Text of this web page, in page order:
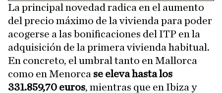
La principal novedad radica en el aumento
del precio máximo de la vivienda para poder
acogerse a las bonificaciones del ITP en la
adquisición de la primera vivienda habitual.
En concreto, el umbral tanto en Mallorca
como en Menorca se eleva hasta los
331.859,70 euros, mientras que en Ibiza y